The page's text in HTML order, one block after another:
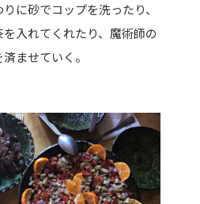
に砂でコップを洗ったり、
入れてくれたり、魔術師の
ませていく。